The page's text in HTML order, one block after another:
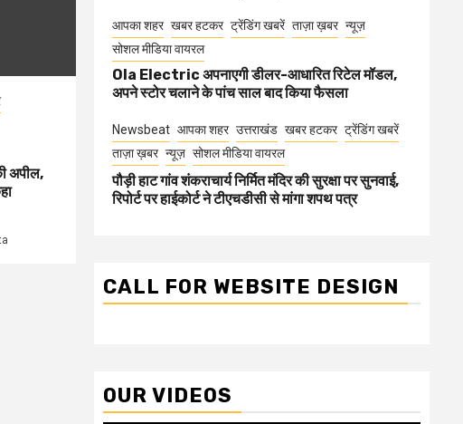
अपील,
आपका शहर खबर हटकर ट्रेंडिंग खबरें ताज़ा ख़बर न्यूज़
सोशल मीडिया वायरल
Ola Electric अपनाएगी डीलर-आधारित रिटेल मॉडल,
अपने स्टोर चलाने के पांच साल बाद किया फैसला
Newsbeat आपका शहर उत्तराखंड खबर हटकर ट्रेंडिंग खबरें
ताज़ा ख़बर न्यूज़ सोशल मीडिया वायरल
पौड़ी हाट गांव शंकराचार्य निर्मित मंदिर की सुरक्षा पर सुनवाई,
रिपोर्ट पर हाईकोर्ट ने टीएचडीसी से मांगा शपथ पत्र
CALL FOR WEBSITE DESIGN
OUR VIDEOS